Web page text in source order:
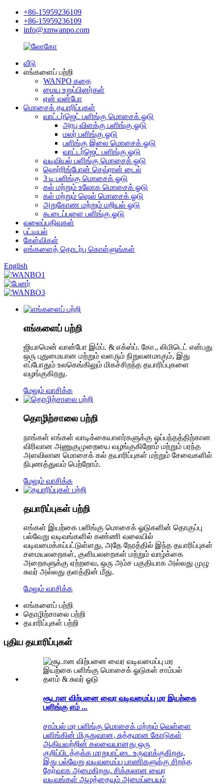
+86-15959236109
+86-15959236109
info@xmwanpo.com
வீடு
எங்களைப் பற்றி
WANPO கதை
மைய உறுப்பினர்கள்
ஏன் வன்போ
மொசைக் தயாரிப்புகள்
வாட்டர்ஜெட் பளிங்கு மொசைக் ஓடு
அரபு விளக்கு பளிங்கு ஓடு
மலர் பளிங்கு ஓடு
பளிங்கு இலை மொசைக் ஓடு
வாட்டர்ஜெட் பளிங்கு ஓடு
வடிவியல் பளிங்கு மொசைக் ஓடு
ஹெர்ரிங்போன் செவ்ரான் டைல்
3 டி பளிங்கு மொசைக் ஓடு
கல் மற்றும் உலோக மொசைக் ஓடு
கல் மற்றும் ஷெல் மொசைக் ஓடு
அறுகோண மற்றும் மறியல் ஓடு
கூடைப்பளை பளிங்கு ஓடு
வலைப்பதிவுகள்
பட்டியல்
கேள்விகள்
எங்களைத் தொடர்பு கொள்ளுங்கள்
English
எங்களைப் பற்றி
ஜியாமென் வான்போ இம்ப். & எக்ஸ்ப். கோ., லிமிடெட் என்பது
ஒரு புதுமையான மற்றும் வளரும் நிறுவனமாகும், இது
எப்போதும் உலகெங்கிலும் மிகச்சிறந்த தயாரிப்புகளை
வழங்குகிறது.
மேலும் வாசிக்க
தொழிற்சாலை பற்றி
நாங்கள் எங்கள் வாடிக்கையாளர்களுக்கு ஒப்பந்தத்திற்கான
விரிவான அணுகுமுறையை வழங்குகிறோம் மற்றும் பரந்த
அளவிலான மொசைக் கல் தயாரிப்புகள் மற்றும் சேவைகளில்
நிபுணத்துவம் பெற்றோம்.
மேலும் வாசிக்க
தயாரிப்புகள் பற்றி
எங்கள் இயற்கை பளிங்கு மொசைக் ஓடுகளின் தொகுப்பு
பல்வேறு வடிவங்களில் கண்ணி வலையில்
வடிவமைக்கப்பட்டுள்ளது, அதே நேரத்தில் இந்த தயாரிப்புகள்
சமையலறைகள், குளியலறைகள் மற்றும் வாழ்க்கை
அறைகளுக்கு ஏற்றவை, ஒரு அம்ச பகுதியாக அல்லது முழு
சுவர் அல்லது தளத்தின் மீது.
மேலும் வாசிக்க
எங்களைப் பற்றி
தொழிற்சாலை பற்றி
தயாரிப்புகள் பற்றி
புதிய தயாரிப்புகள்
சூடான விற்பனை வைர வடிவமைப்பு மர இயற்கை
பளிங்கு எம் ...
சாம்பல் மர பளிங்கு மொசைக் மற்றும் வெள்ளை
பளிங்கின் மிருதுவான, சுத்தமான கோடுகள்
ஆகியவற்றின் கலவையானது ஒரு
குறிப்பிடத்தக்க மாறுபாட்டை உருவாக்குகிறது,
இது பல்வேறு வடிவமைப்பு பாணிகளுக்கு சிறந்த
தேர்வாக அமைகிறது. சிக்கலான வைர
வடிவங்கள் ஆழத்தையும் அமைப்பையும்